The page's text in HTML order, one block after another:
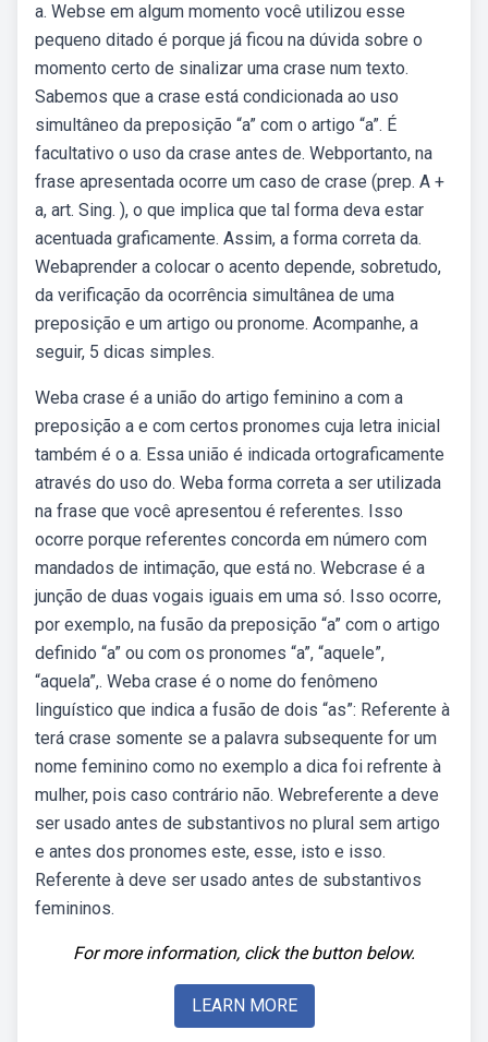
a. Webse em algum momento você utilizou esse
pequeno ditado é porque já ficou na dúvida sobre o
momento certo de sinalizar uma crase num texto.
Sabemos que a crase está condicionada ao uso
simultâneo da preposição “a” com o artigo “a”. É
facultativo o uso da crase antes de. Webportanto, na
frase apresentada ocorre um caso de crase (prep. A +
a, art. Sing. ), o que implica que tal forma deva estar
acentuada graficamente. Assim, a forma correta da.
Webaprender a colocar o acento depende, sobretudo,
da verificação da ocorrência simultânea de uma
preposição e um artigo ou pronome. Acompanhe, a
seguir, 5 dicas simples.
Weba crase é a união do artigo feminino a com a
preposição a e com certos pronomes cuja letra inicial
também é o a. Essa união é indicada ortograficamente
através do uso do. Weba forma correta a ser utilizada
na frase que você apresentou é referentes. Isso
ocorre porque referentes concorda em número com
mandados de intimação, que está no. Webcrase é a
junção de duas vogais iguais em uma só. Isso ocorre,
por exemplo, na fusão da preposição “a” com o artigo
definido “a” ou com os pronomes “a”, “aquele”,
“aquela”,. Weba crase é o nome do fenômeno
linguístico que indica a fusão de dois “as”: Referente à
terá crase somente se a palavra subsequente for um
nome feminino como no exemplo a dica foi refrente à
mulher, pois caso contrário não. Webreferente a deve
ser usado antes de substantivos no plural sem artigo
e antes dos pronomes este, esse, isto e isso.
Referente à deve ser usado antes de substantivos
femininos.
For more information, click the button below.
LEARN MORE